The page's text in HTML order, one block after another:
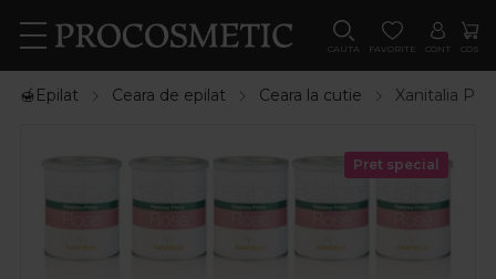
CAUTA FAVORITE CONT COS
🍯Epilat Ceara de epilat Ceara la cutie Xanitalia
Pret special